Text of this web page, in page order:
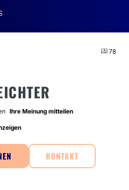
78
Ihre Meinung mitteilen
KONTAKT